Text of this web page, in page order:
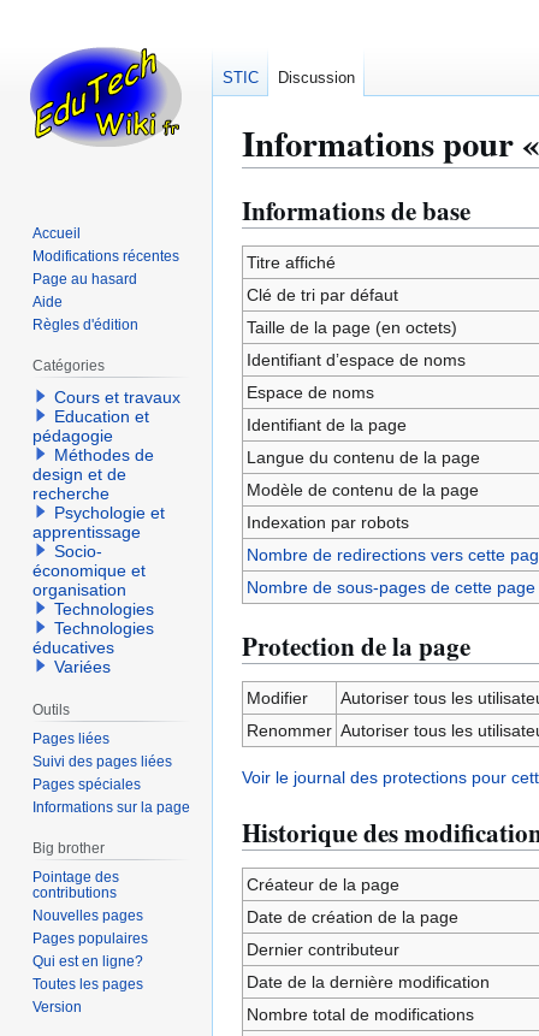
Informations pour
Aller
à
la
navigation
Aller
à
la
recherche
Informations de base
Titre affiché
Clé de tri par défaut
Taille de la page (en octets)
Identifiant dʼespace de noms
Espace de noms
Identifiant de la page
Langue du contenu de la page
Modèle de contenu de la page
Indexation par robots
Nombre de redirections vers cette
Nombre de sous-pages de cette page
Protection de la page
Modifier
Autoriser tous les
Renommer Autoriser tous les
Voir le journal des protections pour
Historique des
Créateur de la page
Date de création de la page
Dernier contributeur
Date de la dernière modification
Nombre total de modifications
STIC Discussion
Accueil
Modifications récentes
Page au hasard
Aide
Règles d'édition
Catégories
Cours et travaux
Education et
pédagogie
Méthodes de
design et de
recherche
Psychologie et
apprentissage
Socio-
économique et
organisation
Technologies
Technologies
éducatives
Variées
Outils
Pages liées
Suivi des pages liées
Pages spéciales
Informations sur la page
Big brother
Pointage des
contributions
Nouvelles pages
Pages populaires
Qui est en ligne?
Toutes les pages
Version